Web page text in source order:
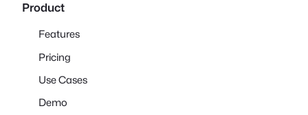
Product
Features
Pricing
Use Cases
Demo